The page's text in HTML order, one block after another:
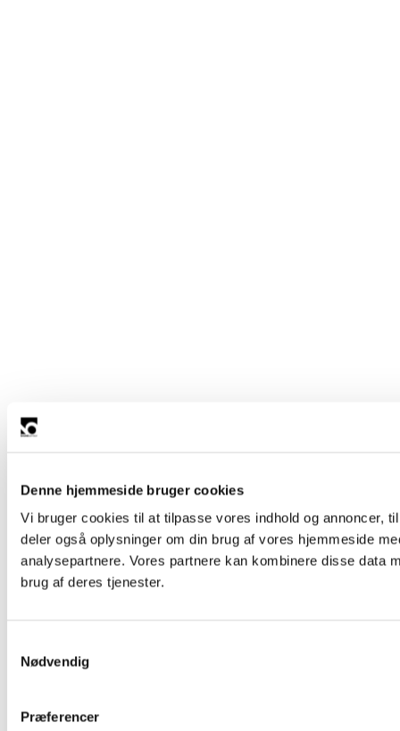
Denne hjemmeside bruger cookies
Vi bruger cookies til at tilpasse vores indhold og annoncer,
deler også oplysninger om din brug af vores hjemmeside
analysepartnere. Vores partnere kan kombinere disse data
brug af deres tjenester.
Nødvendig
Præferencer